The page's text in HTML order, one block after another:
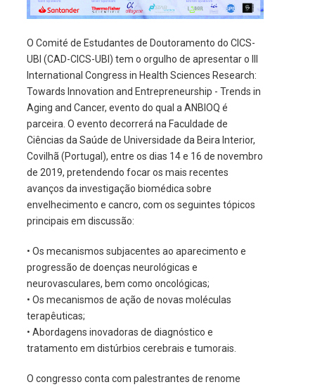
O Comité de Estudantes de Doutoramento do CICS-
UBI (CAD-CICS-UBI) tem o orgulho de apresentar o III
International Congress in Health Sciences Research:
Towards Innovation and Entrepreneurship - Trends in
Aging and Cancer, evento do qual a ANBIOQ é
parceira. O evento decorrerá na Faculdade de
Ciências da Saúde de Universidade da Beira Interior,
Covilhã (Portugal), entre os dias 14 e 16 de novembro
de 2019, pretendendo focar os mais recentes
avanços da investigação biomédica sobre
envelhecimento e cancro, com os seguintes tópicos
principais em discussão:
• Os mecanismos subjacentes ao aparecimento e
progressão de doenças neurológicas e
neurovasculares, bem como oncológicas;
• Os mecanismos de ação de novas moléculas
terapêuticas;
• Abordagens inovadoras de diagnóstico e
tratamento em distúrbios cerebrais e tumorais.
O congresso conta com palestrantes de renome